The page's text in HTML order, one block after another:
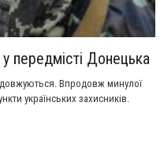
передмісті Донецька
Впродовж минулої
українських захисників.